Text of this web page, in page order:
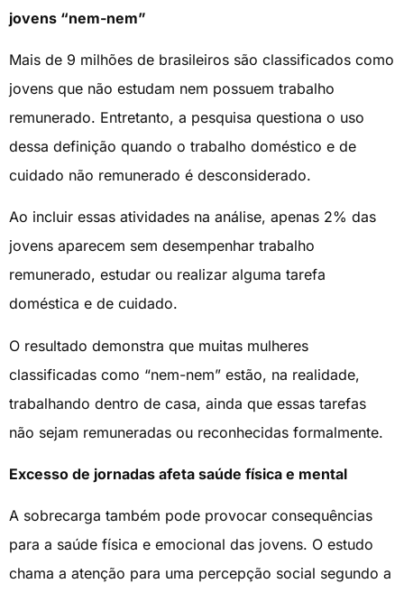
jovens “nem-nem”
Mais de 9 milhões de brasileiros são classificados como
jovens que não estudam nem possuem trabalho
remunerado. Entretanto, a pesquisa questiona o uso
dessa definição quando o trabalho doméstico e de
cuidado não remunerado é desconsiderado.
Ao incluir essas atividades na análise, apenas 2% das
jovens aparecem sem desempenhar trabalho
remunerado, estudar ou realizar alguma tarefa
doméstica e de cuidado.
O resultado demonstra que muitas mulheres
classificadas como “nem-nem” estão, na realidade,
trabalhando dentro de casa, ainda que essas tarefas
não sejam remuneradas ou reconhecidas formalmente.
Excesso de jornadas afeta saúde física e mental
A sobrecarga também pode provocar consequências
para a saúde física e emocional das jovens. O estudo
chama a atenção para uma percepção social segundo a